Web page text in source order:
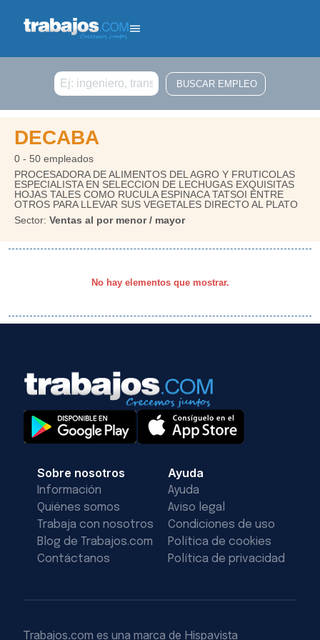
Buscar
DECABA
0 - 50 empleados
PROCESADORA DE ALIMENTOS DEL AGRO Y FRUTICOLAS
ESPECIALISTA EN SELECCION DE LECHUGAS EXQUISITAS
HOJAS TALES COMO RUCULA ESPINACA TATSOI ENTRE
OTROS PARA LLEVAR SUS VEGETALES DIRECTO AL PLATO
Sector: Ventas al por menor / mayor
No hay elementos que mostrar.
Sobre nosotros
Información
Quiénes somos
Trabaja con nosotros
Blog de Trabajos.com
Contáctanos
Ayuda
Ayuda
Aviso legal
Condiciones de uso
Política de cookies
Política de privacidad
Trabajos.com es una marca de Hispavista